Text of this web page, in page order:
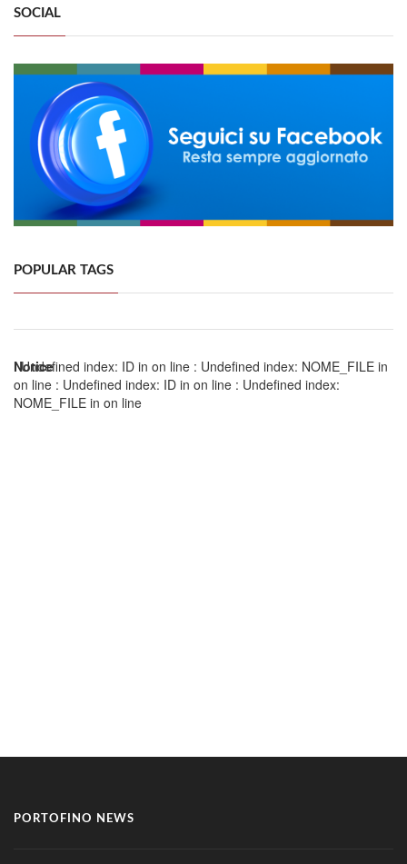
SOCIAL
POPULAR TAGS
Notice
: Undefined index: ID in on line : Undefined index: NOME_FILE in
on line : Undefined index: ID in on line : Undefined index:
NOME_FILE in on line
PORTOFINO NEWS